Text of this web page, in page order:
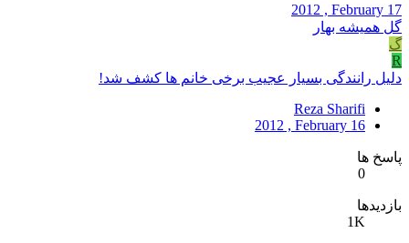
2012 , February 17
گل همیشه بهار
گ
R
دلیل رانندگی بسیار عجیب برخی خانم ها کشف شد!
Reza Sharifi
2012 , February 16
پاسخ ها
0
بازدیدها
1K